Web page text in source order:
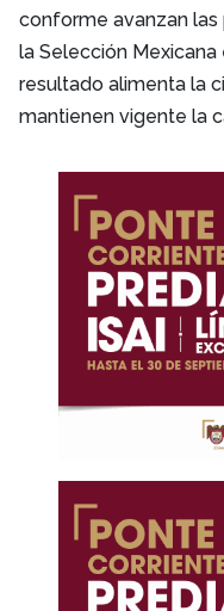
conforme avanzan
la Selección
resultado alimenta la
mantienen vigente la